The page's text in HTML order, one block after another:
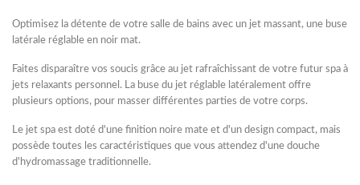
Optimisez la détente de votre salle de bains avec un jet massant, une buse
latérale réglable en noir mat.
Faites disparaître vos soucis grâce au jet rafraîchissant de votre futur spa à
jets relaxants personnel. La buse du jet réglable latéralement offre
plusieurs options, pour masser différentes parties de votre corps.
Le jet spa est doté d'une finition noire mate et d'un design compact, mais
possède toutes les caractéristiques que vous attendez d'une douche
d'hydromassage traditionnelle.